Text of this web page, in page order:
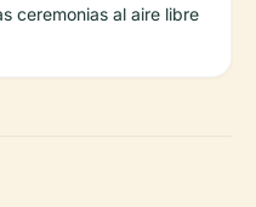
ceremonias al aire libre